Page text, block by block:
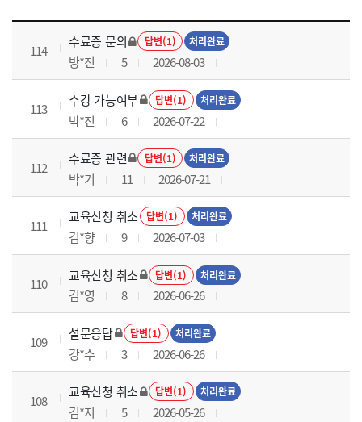
국가회계이론 과정 목록 으로 번호, 제목, 작성자, 조회수, 등록 일로 나열 되고 있습니다.
114
수료증 문의 답변(1) 처리완료
방*진 5 2026-08-03
113
수강 가능여부 답변(1) 처리완료
박*진 6 2026-07-22
112
수료증 관련 답변(1) 처리완료
박*기 11 2026-07-21
111
교육신청 취소 답변(1) 처리완료
김*향 9 2026-07-03
110
교육신청 취소 답변(1) 처리완료
김*영 8 2026-06-26
109
설문응답 답변(1) 처리완료
강*수 3 2026-06-26
108
교육신청 취소 답변(1) 처리완료
김*지 5 2026-05-26